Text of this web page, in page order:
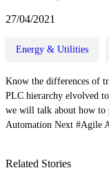
27/04/2021
Energy & Utilities
Know the differences of
PLC hierarchy elvolved
we will talk about how to
Automation Next #Agile
Related Stories